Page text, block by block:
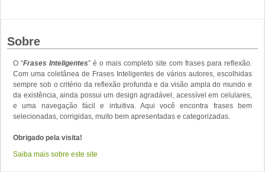
Sobre
O “Frases Inteligentes” é o mais completo site com frases para reflexão.
Com uma coletânea de Frases Inteligentes de vários autores, escolhidas
sempre sob o critério da reflexão profunda e da visão ampla do mundo e
da existência, ainda possui um design agradável, acessível em celulares,
e uma navegação fácil e intuitiva. Aqui você encontra frases bem
selecionadas, corrigidas, muito bem apresentadas e categorizadas.
Obrigado pela visita!
Saiba mais sobre este site